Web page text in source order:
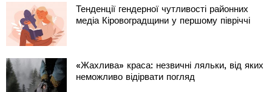
Тенденції гендерної чутливості районних
медіа Кіровоградщини у першому півріччі
«Жахлива» краса: незвичні ляльки, від яких
неможливо відірвати погляд